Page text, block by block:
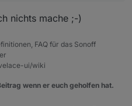
nichts mache ;-)
FAQ für das Sonoff
ui/wiki
wenn er euch geholfen hat.